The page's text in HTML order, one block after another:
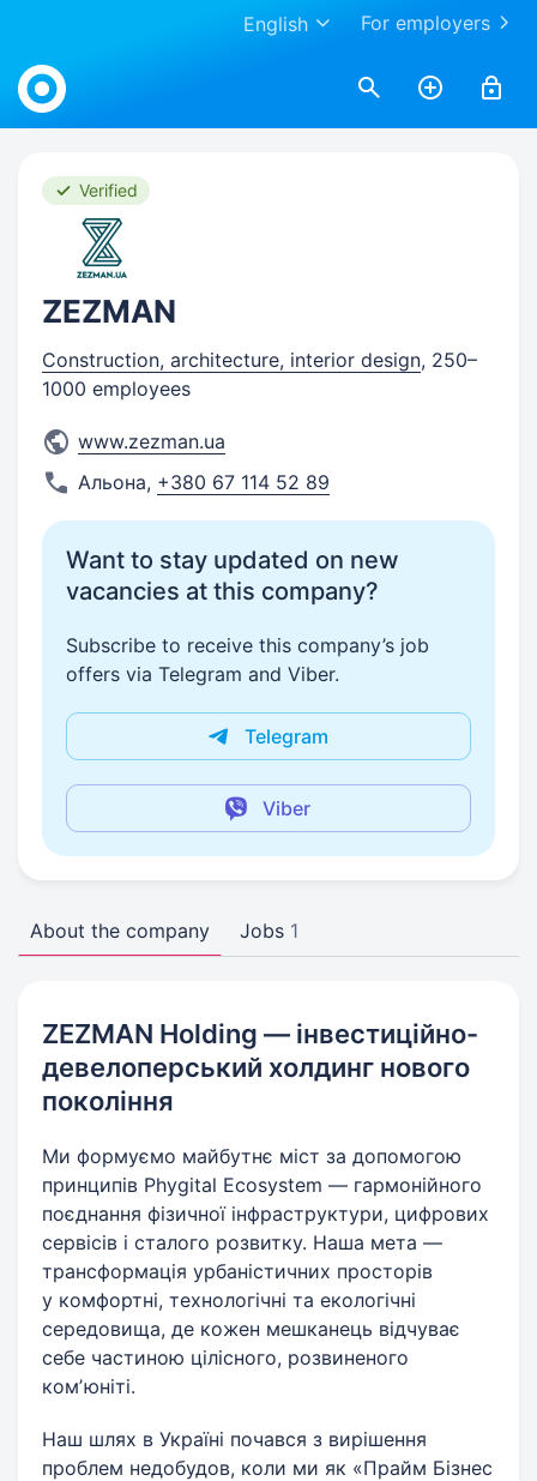
For employers
English
Work.ua
Verified
ZEZMAN
Construction, architecture, interior design, 250–
1000 employees
www.zezman.ua
Альона, +380 67 114 52 89
Want to stay updated on new
vacancies at this company?
Subscribe to receive this company’s job
offers via Telegram and Viber.
Telegram
Viber
About the company Jobs 1
ZEZMAN Holding — інвестиційно-
девелоперський холдинг нового
покоління
Ми формуємо майбутнє міст за допомогою
принципів Phygital Ecosystem — гармонійного
поєднання фізичної інфраструктури, цифрових
сервісів і сталого розвитку. Наша мета —
трансформація урбаністичних просторів
у комфортні, технологічні та екологічні
середовища, де кожен мешканець відчуває
себе частиною цілісного, розвиненого
комʼюніті.
Наш шлях в Україні почався з вирішення
проблем недобудов, коли ми як «Прайм Бізнес